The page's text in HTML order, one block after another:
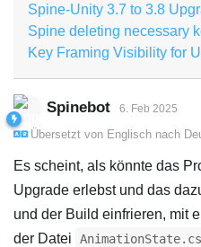
Spine-Unity 3.7 to 3.8
Spine deleting necessary
Key Framing Visibility for
Spinebot 6. Feb 2025
Übersetzt von Englisch nach
Es scheint, als könnte das
Upgrade erlebst und das
und der Build einfrieren, mit
der Datei
AnimationState.cs